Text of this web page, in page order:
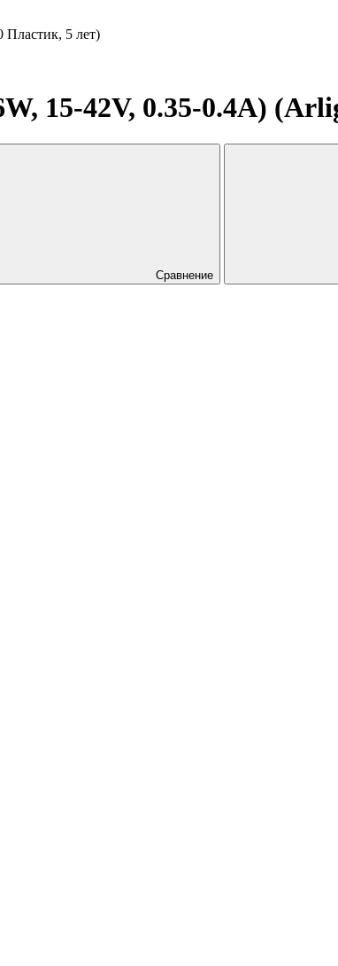
Пластик, 5 лет)
15-42V, 0.35-0.4A)
Сравнение